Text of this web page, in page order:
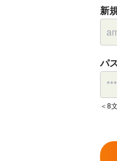
新
パ
＜8